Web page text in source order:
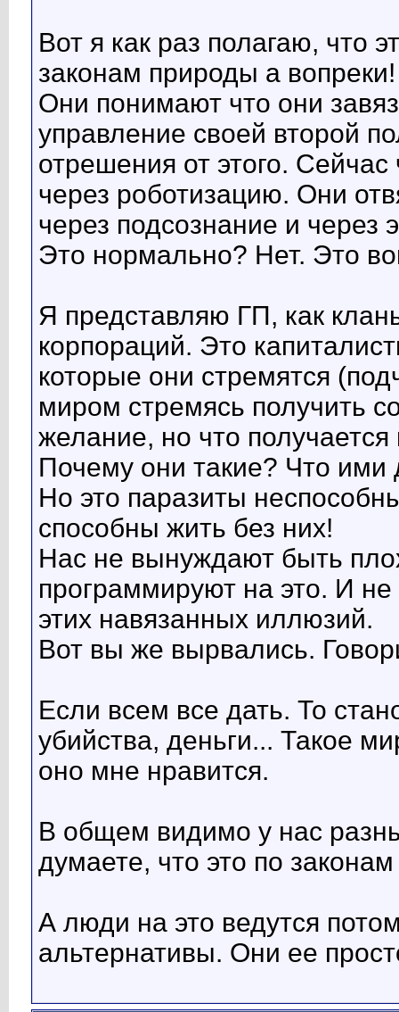
Вот я как раз полагаю, что
законам природы а вопреки!
Они понимают что они
управление своей второй
отрешения от этого.
через роботизацию. Они
через подсознание и через
Это нормально? Нет. Это
Я представляю ГП, как
корпораций. Это
которые они стремятся
миром стремясь получить
желание, но что
Почему они такие? Что ими
Но это паразиты
способны жить без них!
Нас не вынуждают быть
программируют на это. И
этих навязанных иллюзий.
Вот вы же вырвались.
Если всем все дать. То
убийства, деньги... Такое
оно мне нравится.
В общем видимо у нас
думаете, что это по
А люди на это ведутся
альтернативы. Они ее